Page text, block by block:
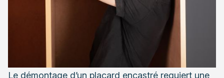
Le démontage d’un placard encastré requiert une